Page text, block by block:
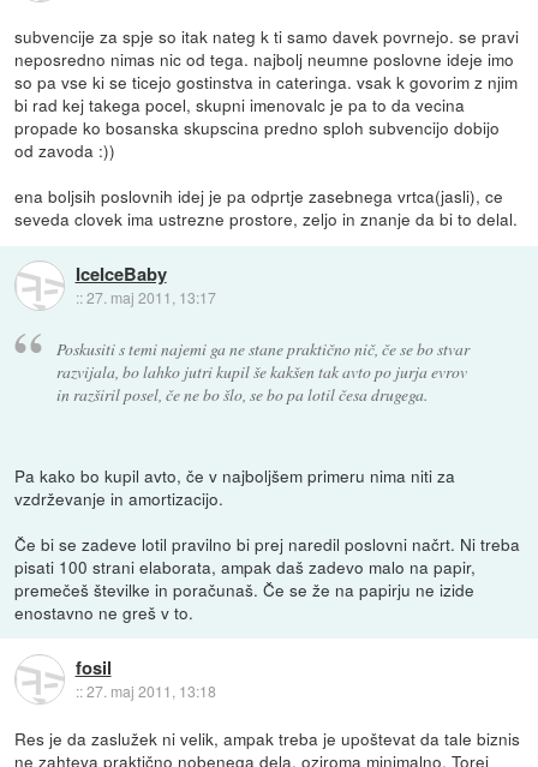
subvencije za spje so itak nateg k ti samo davek povrnejo. se pravi
neposredno nimas nic od tega. najbolj neumne poslovne ideje imo
so pa vse ki se ticejo gostinstva in cateringa. vsak k govorim z njim
bi rad kej takega pocel, skupni imenovalc je pa to da vecina
propade ko bosanska skupscina predno sploh subvencijo dobijo
od zavoda :))
ena boljsih poslovnih idej je pa odprtje zasebnega vrtca(jasli), ce
seveda clovek ima ustrezne prostore, zeljo in znanje da bi to delal.
IceIceBaby
::27. maj 2011, 13:17
Poskusiti s temi najemi ga ne stane praktično nič, če se bo stvar
razvijala, bo lahko jutri kupil še kakšen tak avto po jurja evrov
in razširil posel, če ne bo šlo, se bo pa lotil česa drugega.
Pa kako bo kupil avto, če v najboljšem primeru nima niti za
vzdrževanje in amortizacijo.
Če bi se zadeve lotil pravilno bi prej naredil poslovni načrt. Ni treba
pisati 100 strani elaborata, ampak daš zadevo malo na papir,
premečeš številke in poračunaš. Če se že na papirju ne izide
enostavno ne greš v to.
fosil
::27. maj 2011, 13:18
Res je da zaslužek ni velik, ampak treba je upoštevat da tale biznis
ne zahteva praktično nobenega dela, oziroma minimalno. Torej